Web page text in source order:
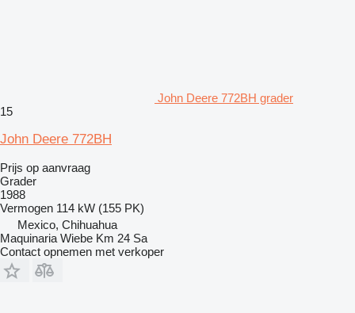
John Deere 772BH grader
15
John Deere 772BH
Prijs op aanvraag
Grader
1988
Vermogen 114 kW (155 PK)
Mexico, Chihuahua
Maquinaria Wiebe Km 24 Sa
Contact opnemen met verkoper